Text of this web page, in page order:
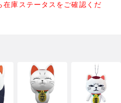
在庫ステータスをご確認くだ